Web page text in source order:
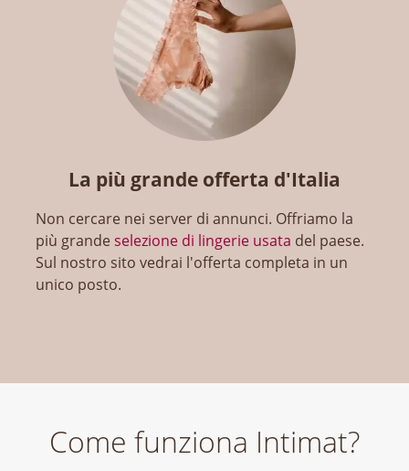
La più grande offerta d'Italia
Non cercare nei server di annunci. Offriamo la
più grandeselezione di lingerie usata del paese.
Sul nostro sito vedrai l'offerta completa in un
unico posto.
Come funziona Intimat?